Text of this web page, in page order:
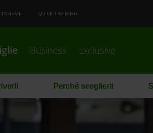
INSIEME QUICK TRAINING
Business Exclusive
Perché sceglierli